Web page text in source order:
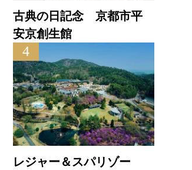
古典の日記念 京都市平
安京創生館
4
レジャー＆スパリゾー